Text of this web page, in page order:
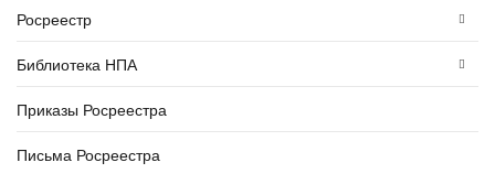
Росреестр
Библиотека НПА
Приказы Росреестра
Письма Росреестра